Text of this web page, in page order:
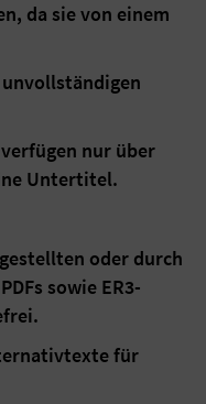
da sie von einem
nur über
Untertitel.
oder durch
sowie ER3-
für